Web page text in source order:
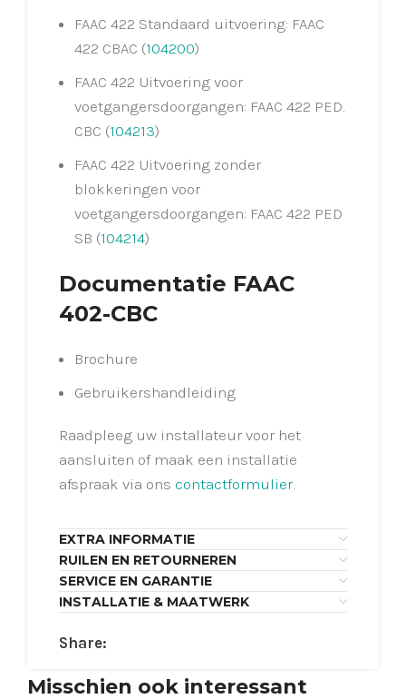
FAAC 422 Standaard uitvoering: FAAC
422 CBAC (104200)
FAAC 422 Uitvoering voor
voetgangersdoorgangen: FAAC 422 PED.
CBC (104213)
FAAC 422 Uitvoering zonder
blokkeringen voor
voetgangersdoorgangen: FAAC 422 PED
SB (104214)
Documentatie FAAC
402-CBC
Brochure
Gebruikershandleiding
Raadpleeg uw installateur voor het
aansluiten of maak een installatie
afspraak via ons contactformulier.
EXTRA INFORMATIE
RUILEN EN RETOURNEREN
SERVICE EN GARANTIE
INSTALLATIE & MAATWERK
Share:
Misschien ook interessant